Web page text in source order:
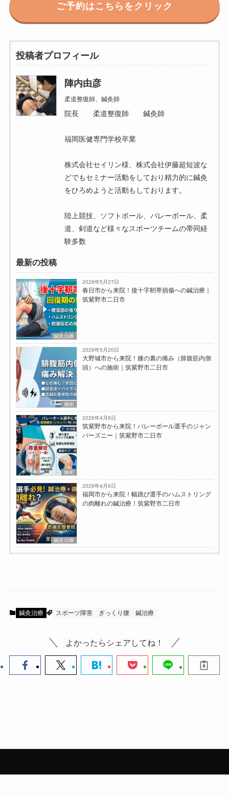
ご予約はこちらをクリック
投稿者プロフィール
陣内由彦
柔道整復師、鍼灸師
院長 柔道整復師 鍼灸師
福岡医健専門学校卒業
株式会社セイリン様、株式会社伊藤超短波な
どでもセミナー活動をしており精力的に鍼灸
をひろめようと活動もしております。
陸上競技、ソフトボール、バレーボール、柔
道、剣道など様々なスポーツチームの帯同経
験多数
最新の投稿
鍼灸治療
2026年5月27日
春日市から来院！後十字靭帯損傷への鍼治療｜
筑紫野市二日市
施術
2026年5月20日
大野城市から来院！膝の裏の痛み（腓腹筋内側
頭）への施術｜筑紫野市二日市
施術
2026年4月8日
筑紫野市から来院！バレーボール選手のジャン
パーズニー｜筑紫野市二日市
鍼灸治療
2026年4月6日
福岡市から来院！幅跳び選手のハムストリング
の肉離れの鍼治療！筑紫野市二日市
鍼灸治療 スポーツ障害 ぎっくり腰 鍼治療
よかったらシェアしてね！